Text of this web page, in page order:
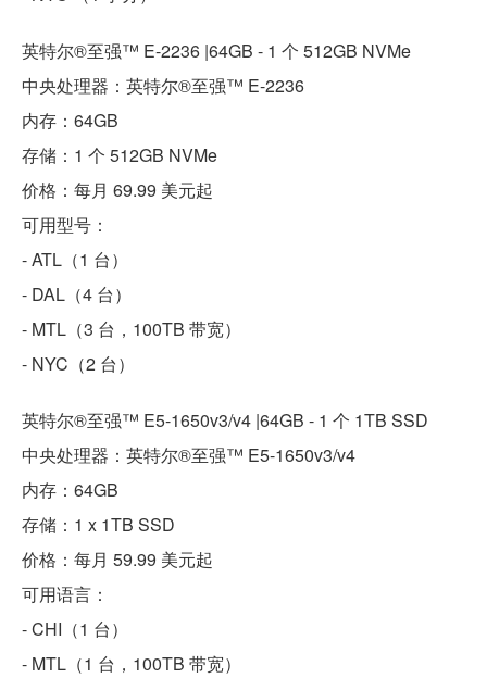
英特尔®至强™ E-2236 |64GB - 1 个 512GB NVMe
中央处理器：英特尔®至强™ E-2236
内存：64GB
存储：1 个 512GB NVMe
价格：每月 69.99 美元起
可用型号：
- ATL（1 台）
- DAL（4 台）
- MTL（3 台，100TB 带宽）
- NYC（2 台）
英特尔®至强™ E5-1650v3/v4 |64GB - 1 个 1TB SSD
中央处理器：英特尔®至强™ E5-1650v3/v4
内存：64GB
存储：1 x 1TB SSD
价格：每月 59.99 美元起
可用语言：
- CHI（1 台）
- MTL（1 台，100TB 带宽）